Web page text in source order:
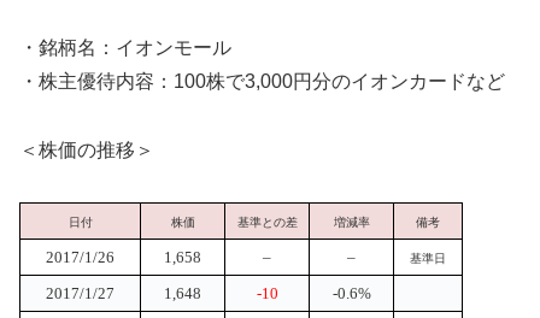
・銘柄名：イオンモール
・株主優待内容：100株で3,000円分のイオンカードなど
＜株価の推移＞
日付 株価 基準との差 増減率 備考
2017/1/26 1,658 – – 基準日
2017/1/27 1,648 -10
-0.6%